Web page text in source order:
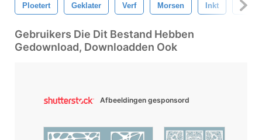
Ploetert Geklater Verf Morsen Inkt Splat
Gebruikers Die Dit Bestand Hebben
Gedownload, Downloadden Ook
Afbeeldingen gesponsord